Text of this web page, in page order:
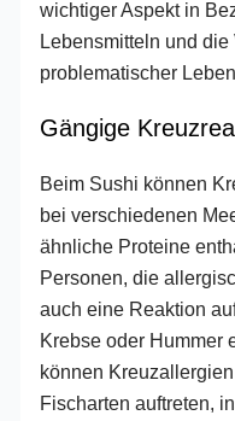
wichtiger Aspekt in
Lebensmitteln und
problematischer
Gängige
Beim Sushi können
bei verschiedenen
ähnliche Proteine
Personen, die
auch eine Reaktion
Krebse oder Hummer
können
Fischarten auftreten,